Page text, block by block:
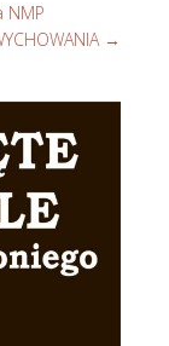
NMP
→